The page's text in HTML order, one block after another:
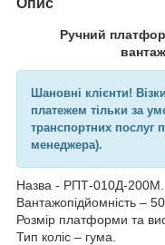
Ручний
Шановні клієнти!
платежем тільки за
транспортних послуг
менеджера).
Назва - РПТ-010Д-200М.
Вантажопідйомність –
Розмір платформи та
Тип коліс – гума.